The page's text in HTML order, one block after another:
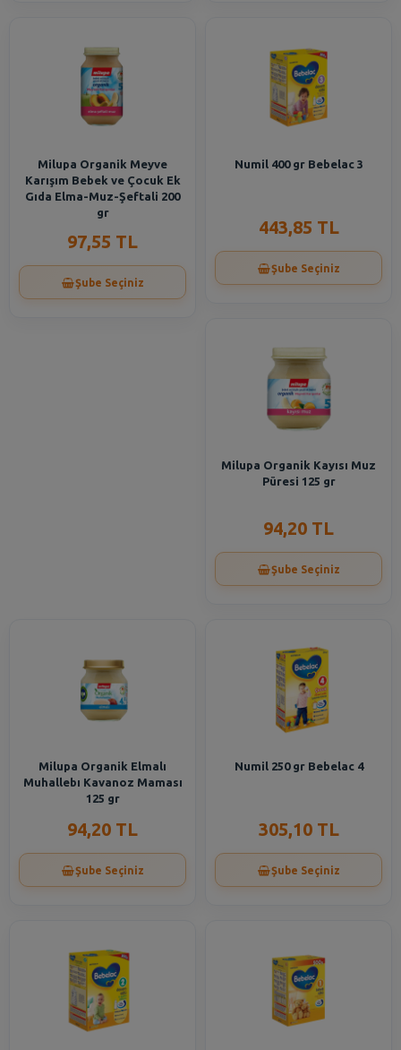
Milupa Organik Meyve
Karışım Bebek ve Çocuk Ek
Gıda Elma-Muz-Şeftali 200
gr
97,55 TL
Şube Seçiniz
Numil 400 gr Bebelac 3
443,85 TL
Şube Seçiniz
Milupa Organik Kayısı Muz
Püresi 125 gr
94,20 TL
Şube Seçiniz
Milupa Organik Elmalı
Muhallebı Kavanoz Maması
125 gr
94,20 TL
Şube Seçiniz
Numil 250 gr Bebelac 4
305,10 TL
Şube Seçiniz